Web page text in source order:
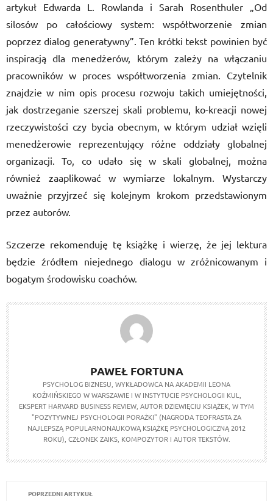
artykuł Edwarda L. Rowlanda i Sarah Rosenthuler „Od
silosów po całościowy system: współtworzenie zmian
poprzez dialog generatywny”. Ten krótki tekst powinien być
inspiracją dla menedżerów, którym zależy na włączaniu
pracowników w proces współtworzenia zmian. Czytelnik
znajdzie w nim opis procesu rozwoju takich umiejętności,
jak dostrzeganie szerszej skali problemu, ko-kreacji nowej
rzeczywistości czy bycia obecnym, w którym udział wzięli
menedżerowie reprezentujący różne oddziały globalnej
organizacji. To, co udało się w skali globalnej, można
również zaaplikować w wymiarze lokalnym. Wystarczy
uważnie przyjrzeć się kolejnym krokom przedstawionym
przez autorów.
Szczerze rekomenduję tę książkę i wierzę, że jej lektura
będzie źródłem niejednego dialogu w zróżnicowanym i
bogatym środowisku coachów.
PAWEŁ FORTUNA
PSYCHOLOG BIZNESU, WYKŁADOWCA NA AKADEMII LEONA
KOŹMIŃSKIEGO W WARSZAWIE I W INSTYTUCIE PSYCHOLOGII KUL,
EKSPERT HARVARD BUSINESS REVIEW, AUTOR DZIEWIĘCIU KSIĄŻEK, W TYM
"POZYTYWNEJ PSYCHOLOGII PORAŻKI" (NAGRODA TEOFRASTA ZA
NAJLEPSZĄ POPULARNONAUKOWĄ KSIĄŻKĘ PSYCHOLOGICZNĄ 2012
ROKU), CZŁONEK ZAIKS, KOMPOZYTOR I AUTOR TEKSTÓW.
POPRZEDNI ARTYKUŁ